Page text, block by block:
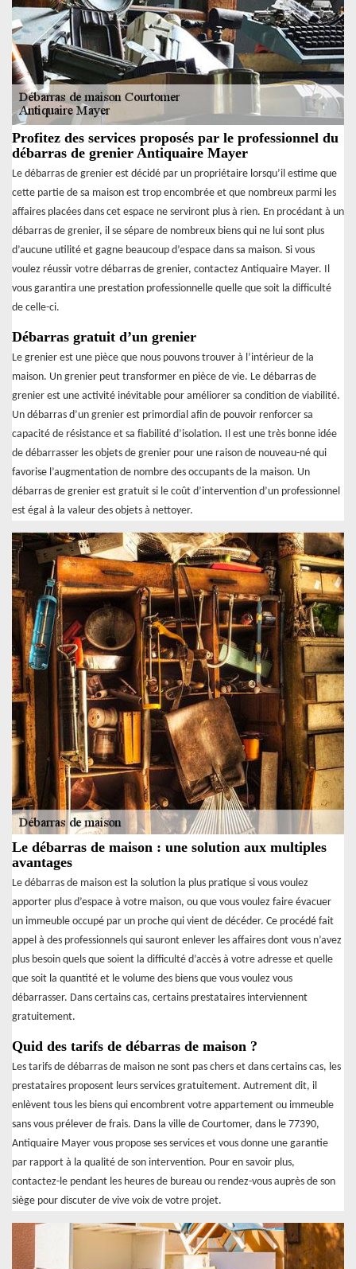
Profitez des services proposés par le professionnel du
débarras de grenier Antiquaire Mayer
Le débarras de grenier est décidé par un propriétaire lorsqu’il estime que
cette partie de sa maison est trop encombrée et que nombreux parmi les
affaires placées dans cet espace ne serviront plus à rien. En procédant à un
débarras de grenier, il se sépare de nombreux biens qui ne lui sont plus
d’aucune utilité et gagne beaucoup d’espace dans sa maison. Si vous
voulez réussir votre débarras de grenier, contactez Antiquaire Mayer. Il
vous garantira une prestation professionnelle quelle que soit la difficulté
de celle-ci.
Débarras gratuit d’un grenier
Le grenier est une pièce que nous pouvons trouver à l’intérieur de la
maison. Un grenier peut transformer en pièce de vie. Le débarras de
grenier est une activité inévitable pour améliorer sa condition de viabilité.
Un débarras d’un grenier est primordial afin de pouvoir renforcer sa
capacité de résistance et sa fiabilité d’isolation. Il est une très bonne idée
de débarrasser les objets de grenier pour une raison de nouveau-né qui
favorise l’augmentation de nombre des occupants de la maison. Un
débarras de grenier est gratuit si le coût d’intervention d’un professionnel
est égal à la valeur des objets à nettoyer.
Le débarras de maison : une solution aux multiples
avantages
Le débarras de maison est la solution la plus pratique si vous voulez
apporter plus d’espace à votre maison, ou que vous voulez faire évacuer
un immeuble occupé par un proche qui vient de décéder. Ce procédé fait
appel à des professionnels qui sauront enlever les affaires dont vous n’avez
plus besoin quels que soient la difficulté d’accès à votre adresse et quelle
que soit la quantité et le volume des biens que vous voulez vous
débarrasser. Dans certains cas, certains prestataires interviennent
gratuitement.
Quid des tarifs de débarras de maison ?
Les tarifs de débarras de maison ne sont pas chers et dans certains cas, les
prestataires proposent leurs services gratuitement. Autrement dit, il
enlèvent tous les biens qui encombrent votre appartement ou immeuble
sans vous prélever de frais. Dans la ville de Courtomer, dans le 77390,
Antiquaire Mayer vous propose ses services et vous donne une garantie
par rapport à la qualité de son intervention. Pour en savoir plus,
contactez-le pendant les heures de bureau ou rendez-vous auprès de son
siège pour discuter de vive voix de votre projet.